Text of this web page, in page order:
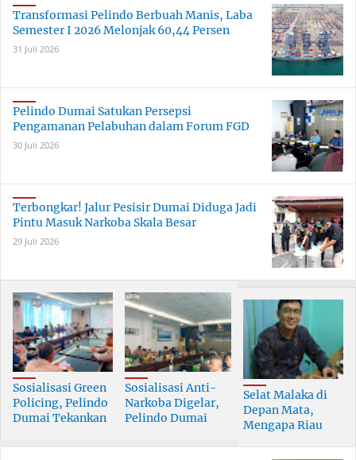
Transformasi Pelindo Berbuah Manis, Laba
Semester I 2026 Melonjak 60,44 Persen
31 Juli 2026
Pelindo Dumai Satukan Persepsi
Pengamanan Pelabuhan dalam Forum FGD
30 Juli 2026
Terbongkar! Jalur Pesisir Dumai Diduga Jadi
Pintu Masuk Narkoba Skala Besar
29 Juli 2026
Sosialisasi Green
Policing, Pelindo
Dumai Tekankan
Bersama
Sosialisasi Anti-
Narkoba Digelar,
Pelindo Dumai
Berkualitas
Selat Malaka di
Depan Mata,
Mengapa Riau